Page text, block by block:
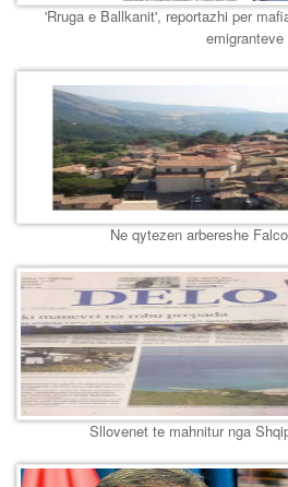
'Rruga e Ballkanit', reportazhi per
emigranteve
Ne qytezen arbereshe
Sllovenet te mahnitur nga